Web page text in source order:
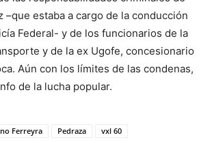
–que estaba a cargo de la conducción
Federal- y de los funcionarios de la
y de la ex Ugofe, concesionario
Aún con los límites de las condenas,
de la lucha popular.
Ferreyra Pedraza vxl 60